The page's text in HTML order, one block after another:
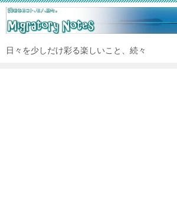
日々を少しだけ彩る楽しいこと、続々